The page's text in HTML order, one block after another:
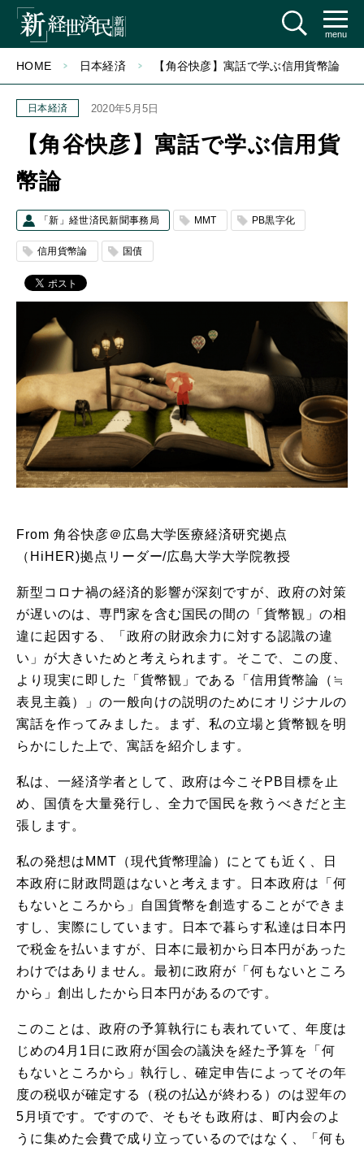
menu
HOME 日本経済 【角谷快彦】寓話で学ぶ信用貨幣論
日本経済 2020年5月5日
【角谷快彦】寓話で学ぶ信用貨
幣論
「新」経世済民新聞事務局 MMT PB黒字化
信用貨幣論 国債
From 角谷快彦＠広島大学医療経済研究拠点
（HiHER)拠点リーダー/広島大学大学院教授
新型コロナ禍の経済的影響が深刻ですが、政府の対策
が遅いのは、専門家を含む国民の間の「貨幣観」の相
違に起因する、「政府の財政余力に対する認識の違
い」が大きいためと考えられます。そこで、この度、
より現実に即した「貨幣観」である「信用貨幣論（≒
表見主義）」の一般向けの説明のためにオリジナルの
寓話を作ってみました。まず、私の立場と貨幣観を明
らかにした上で、寓話を紹介します。
私は、一経済学者として、政府は今こそPB目標を止
め、国債を大量発行し、全力で国民を救うべきだと主
張します。
私の発想はMMT（現代貨幣理論）にとても近く、日
本政府に財政問題はないと考えます。日本政府は「何
もないところから」自国貨幣を創造することができま
すし、実際にしています。日本で暮らす私達は日本円
で税金を払いますが、日本に最初から日本円があった
わけではありません。最初に政府が「何もないところ
から」創出したから日本円があるのです。
このことは、政府の予算執行にも表れていて、年度は
じめの4月1日に政府が国会の議決を経た予算を「何
もないところから」執行し、確定申告によってその年
度の税収が確定する（税の払込が終わる）のは翌年の
5月頃です。ですので、そもそも政府は、町内会のよ
うに集めた会費で成り立っているのではなく、「何も